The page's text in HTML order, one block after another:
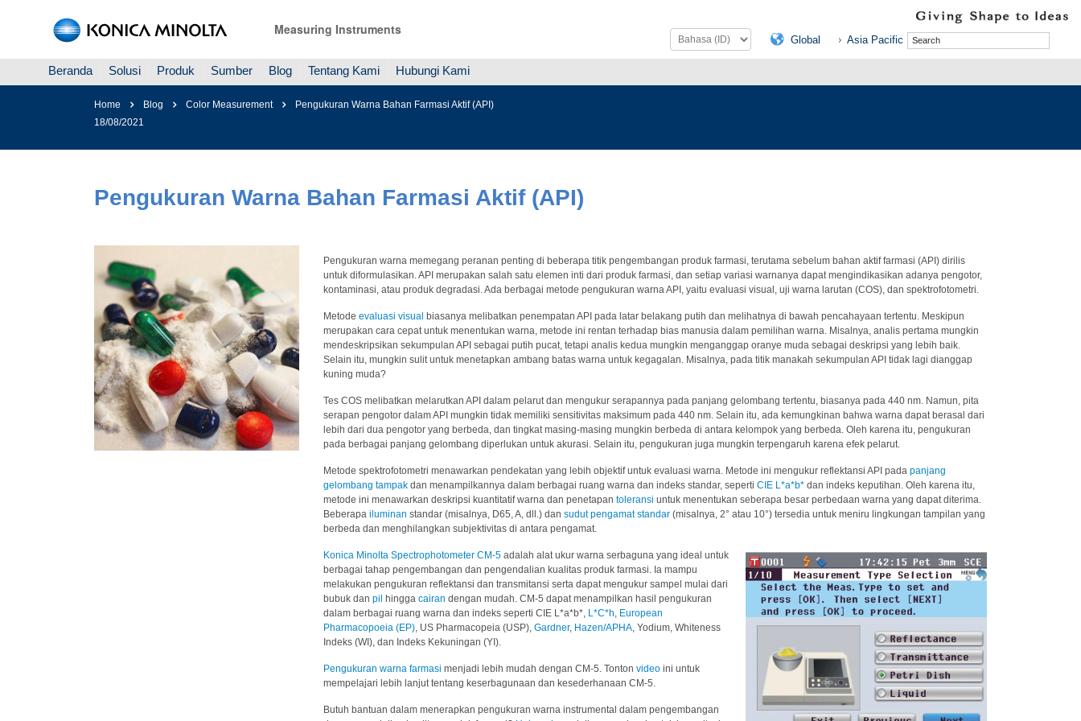
Measuring Instruments
Global Asia Pacific
Beranda Solusi Produk Sumber Blog Tentang Kami Hubungi Kami
Home Blog Color Measurement
Pengukuran Warna Bahan Farmasi Aktif (API)
18/08/2021
Pengukuran Warna Bahan Farmasi Aktif (API)
Pengukuran warna memegang peranan penting di beberapa titik pengembangan produk farmasi, terutama sebelum bahan aktif farmasi (API) dirilis
untuk diformulasikan. API merupakan salah satu elemen inti dari produk farmasi, dan setiap variasi warnanya dapat mengindikasikan adanya pengotor,
kontaminasi, atau produk degradasi. Ada berbagai metode pengukuran warna API, yaitu evaluasi visual, uji warna larutan (COS), dan spektrofotometri.
Metode evaluasi visual biasanya melibatkan penempatan API pada latar belakang putih dan melihatnya di bawah pencahayaan tertentu. Meskipun
merupakan cara cepat untuk menentukan warna, metode ini rentan terhadap bias manusia dalam pemilihan warna. Misalnya, analis pertama mungkin
mendeskripsikan sekumpulan API sebagai putih pucat, tetapi analis kedua mungkin menganggap oranye muda sebagai deskripsi yang lebih baik.
Selain itu, mungkin sulit untuk menetapkan ambang batas warna untuk kegagalan. Misalnya, pada titik manakah sekumpulan API tidak lagi dianggap
kuning muda?
Tes COS melibatkan melarutkan API dalam pelarut dan mengukur serapannya pada panjang gelombang tertentu, biasanya pada 440 nm. Namun, pita
serapan pengotor dalam API mungkin tidak memiliki sensitivitas maksimum pada 440 nm. Selain itu, ada kemungkinan bahwa warna dapat berasal dari
lebih dari dua pengotor yang berbeda, dan tingkat masing-masing mungkin berbeda di antara kelompok yang berbeda. Oleh karena itu, pengukuran
pada berbagai panjang gelombang diperlukan untuk akurasi. Selain itu, pengukuran juga mungkin terpengaruh karena efek pelarut.
Metode spektrofotometri menawarkan pendekatan yang lebih objektif untuk evaluasi warna. Metode ini mengukur reflektansi API pada panjang
gelombang tampak dan menampilkannya dalam berbagai ruang warna dan indeks standar, seperti CIE L*a*b* dan indeks keputihan. Oleh karena itu,
metode ini menawarkan deskripsi kuantitatif warna dan penetapan toleransi untuk menentukan seberapa besar perbedaan warna yang dapat diterima.
Beberapa iluminan standar (misalnya, D65, A, dll.) dan sudut pengamat standar (misalnya, 2° atau 10°) tersedia untuk meniru lingkungan tampilan yang
berbeda dan menghilangkan subjektivitas di antara pengamat.
Konica Minolta Spectrophotometer CM-5 adalah alat ukur warna serbaguna yang ideal untuk
berbagai tahap pengembangan dan pengendalian kualitas produk farmasi. Ia mampu
melakukan pengukuran reflektansi dan transmitansi serta dapat mengukur sampel mulai dari
bubuk dan pil hingga cairan dengan mudah. CM-5 dapat menampilkan hasil pengukuran
dalam berbagai ruang warna dan indeks seperti CIE L*a*b*, L*C*h, European
Pharmacopoeia (EP), US Pharmacopeia (USP), Gardner, Hazen/APHA, Yodium, Whiteness
Indeks (WI), dan Indeks Kekuningan (YI).
Pengukuran warna farmasi menjadi lebih mudah dengan CM-5. Tonton video ini untuk
mempelajari lebih lanjut tentang keserbagunaan dan kesederhanaan CM-5.
Butuh bantuan dalam menerapkan pengukuran warna instrumental dalam pengembangan